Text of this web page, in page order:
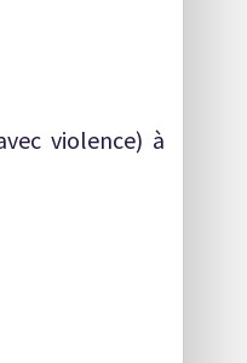
violence) à